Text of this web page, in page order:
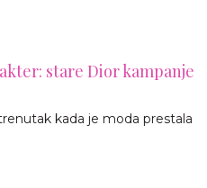
stare Dior kampanje
kada je moda prestala